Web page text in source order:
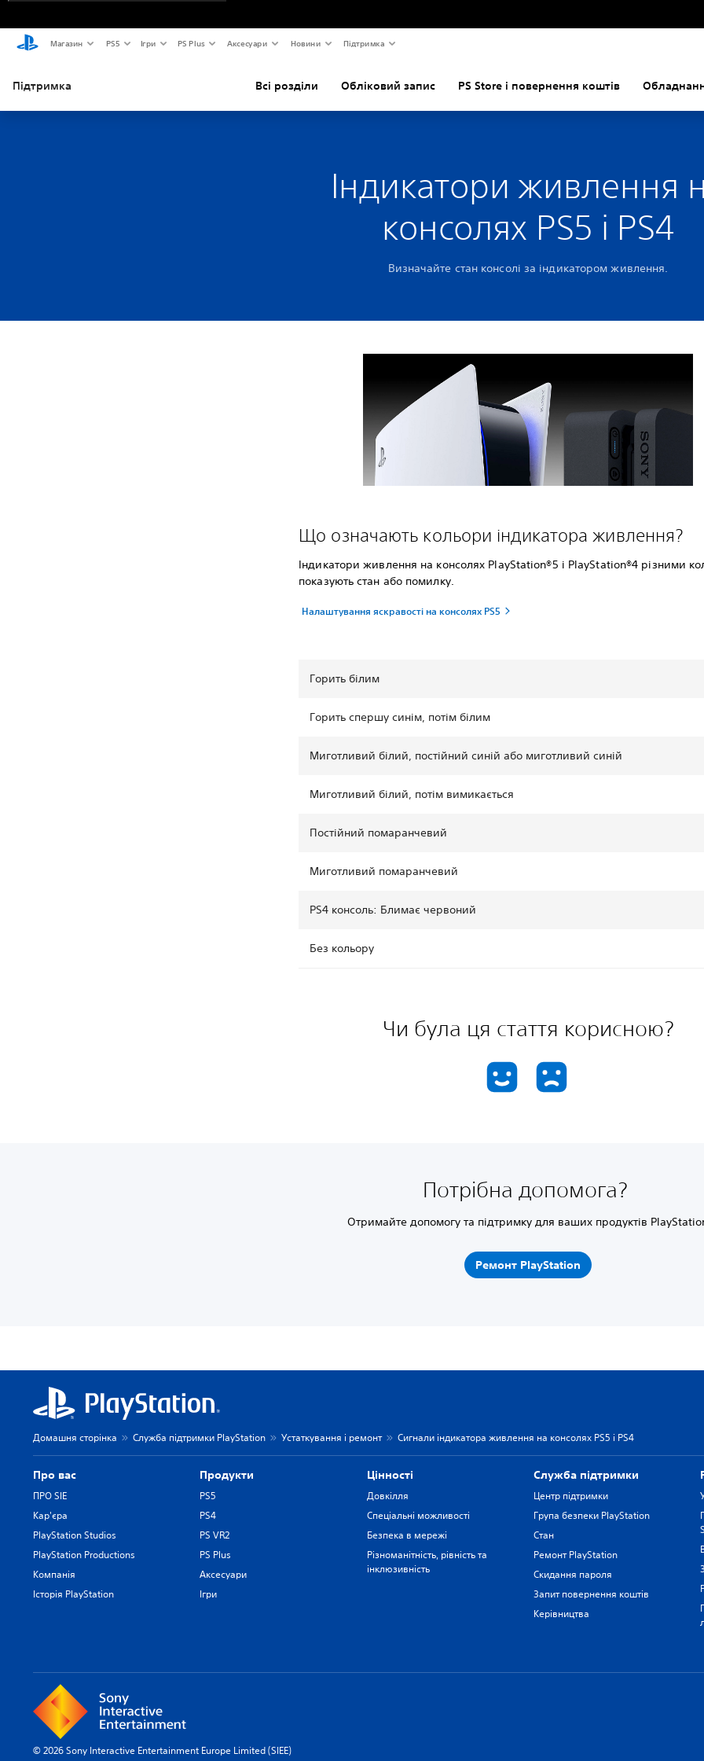
Магазин PS5 Ігри PS Plus Аксесуари Новини Підтримка
Підтримка Всі розділи Обліковий запис PS Store і повернення коштів
Індикатори живлення
консолях PS5 і PS4
Визначайте стан консолі за індикатором живлення.
Що означають кольори індикатора живлення?
Індикатори живлення на консолях PlayStation®5 і PlayStation®4 різними
показують стан або помилку.
Налаштування яскравості на консолях PS5
Горить білим
Горить спершу синім, потім білим
Миготливий білий, постійний синій або миготливий синій
Миготливий білий, потім вимикається
Постійний помаранчевий
Миготливий помаранчевий
PS4 консоль: Блимає червоний
Без кольору
Чи була ця стаття корисною?
Потрібна допомога?
Отримайте допомогу та підтримку для ваших продуктів
Ремонт PlayStation
Домашня сторінка Служба підтримки PlayStation Устаткування і ремонт Сигнали індикатора живлення на консолях PS5 і PS4
Про вас
ПРО SIE
Кар'єра
PlayStation Studios
PlayStation Productions
Компанія
Історія PlayStation
Продукти
PS5
PS4
PS VR2
PS Plus
Аксесуари
Ігри
Цiнностi
Довкілля
Спеціальні можливості
Безпека в мережі
Різноманітність, рівність та
інклюзивність
Служба підтримки
Центр підтримки
Група безпеки PlayStation
Стан
Ремонт PlayStation
Скидання пароля
Запит повернення коштів
Керівництва
© 2026 Sony Interactive Entertainment Europe Limited (SIEE)